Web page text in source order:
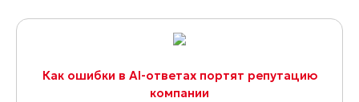
Как ошибки в AI-ответах портят репутацию
компании